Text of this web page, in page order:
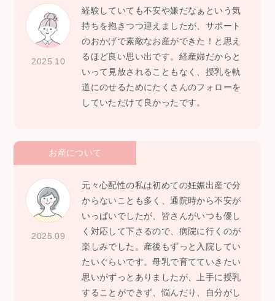
2025.10
経験していても不安や嫌だなぁという気
持ちを抱きつつ迎えましたが、サポート
のおかげで素敵なお産ができた！と思え
るほど良い思い出です。経産婦だからと
いって見放されることもなく、授乳を軌
道にのせるためにたくさんのフォローを
していただけて良かったです。
お産について
2025.09
元々心配性の私は初めての妊娠出産で分
からないことも多く、通院時から不安が
いっぱいでしたが、皆さんがいつも優し
く対応して下さるので、病院に行くのが
楽しみでした。産後もずっと入院してい
たいぐらいです。母乳で育てていきたい
思いがずっとありましたが、上手に授乳
することができず、悩んだり、自分がし